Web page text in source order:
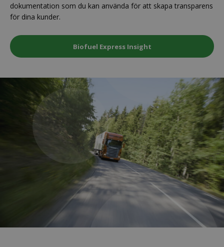
dokumentation som du kan använda för att skapa transparens
för dina kunder.
Biofuel Express Insight